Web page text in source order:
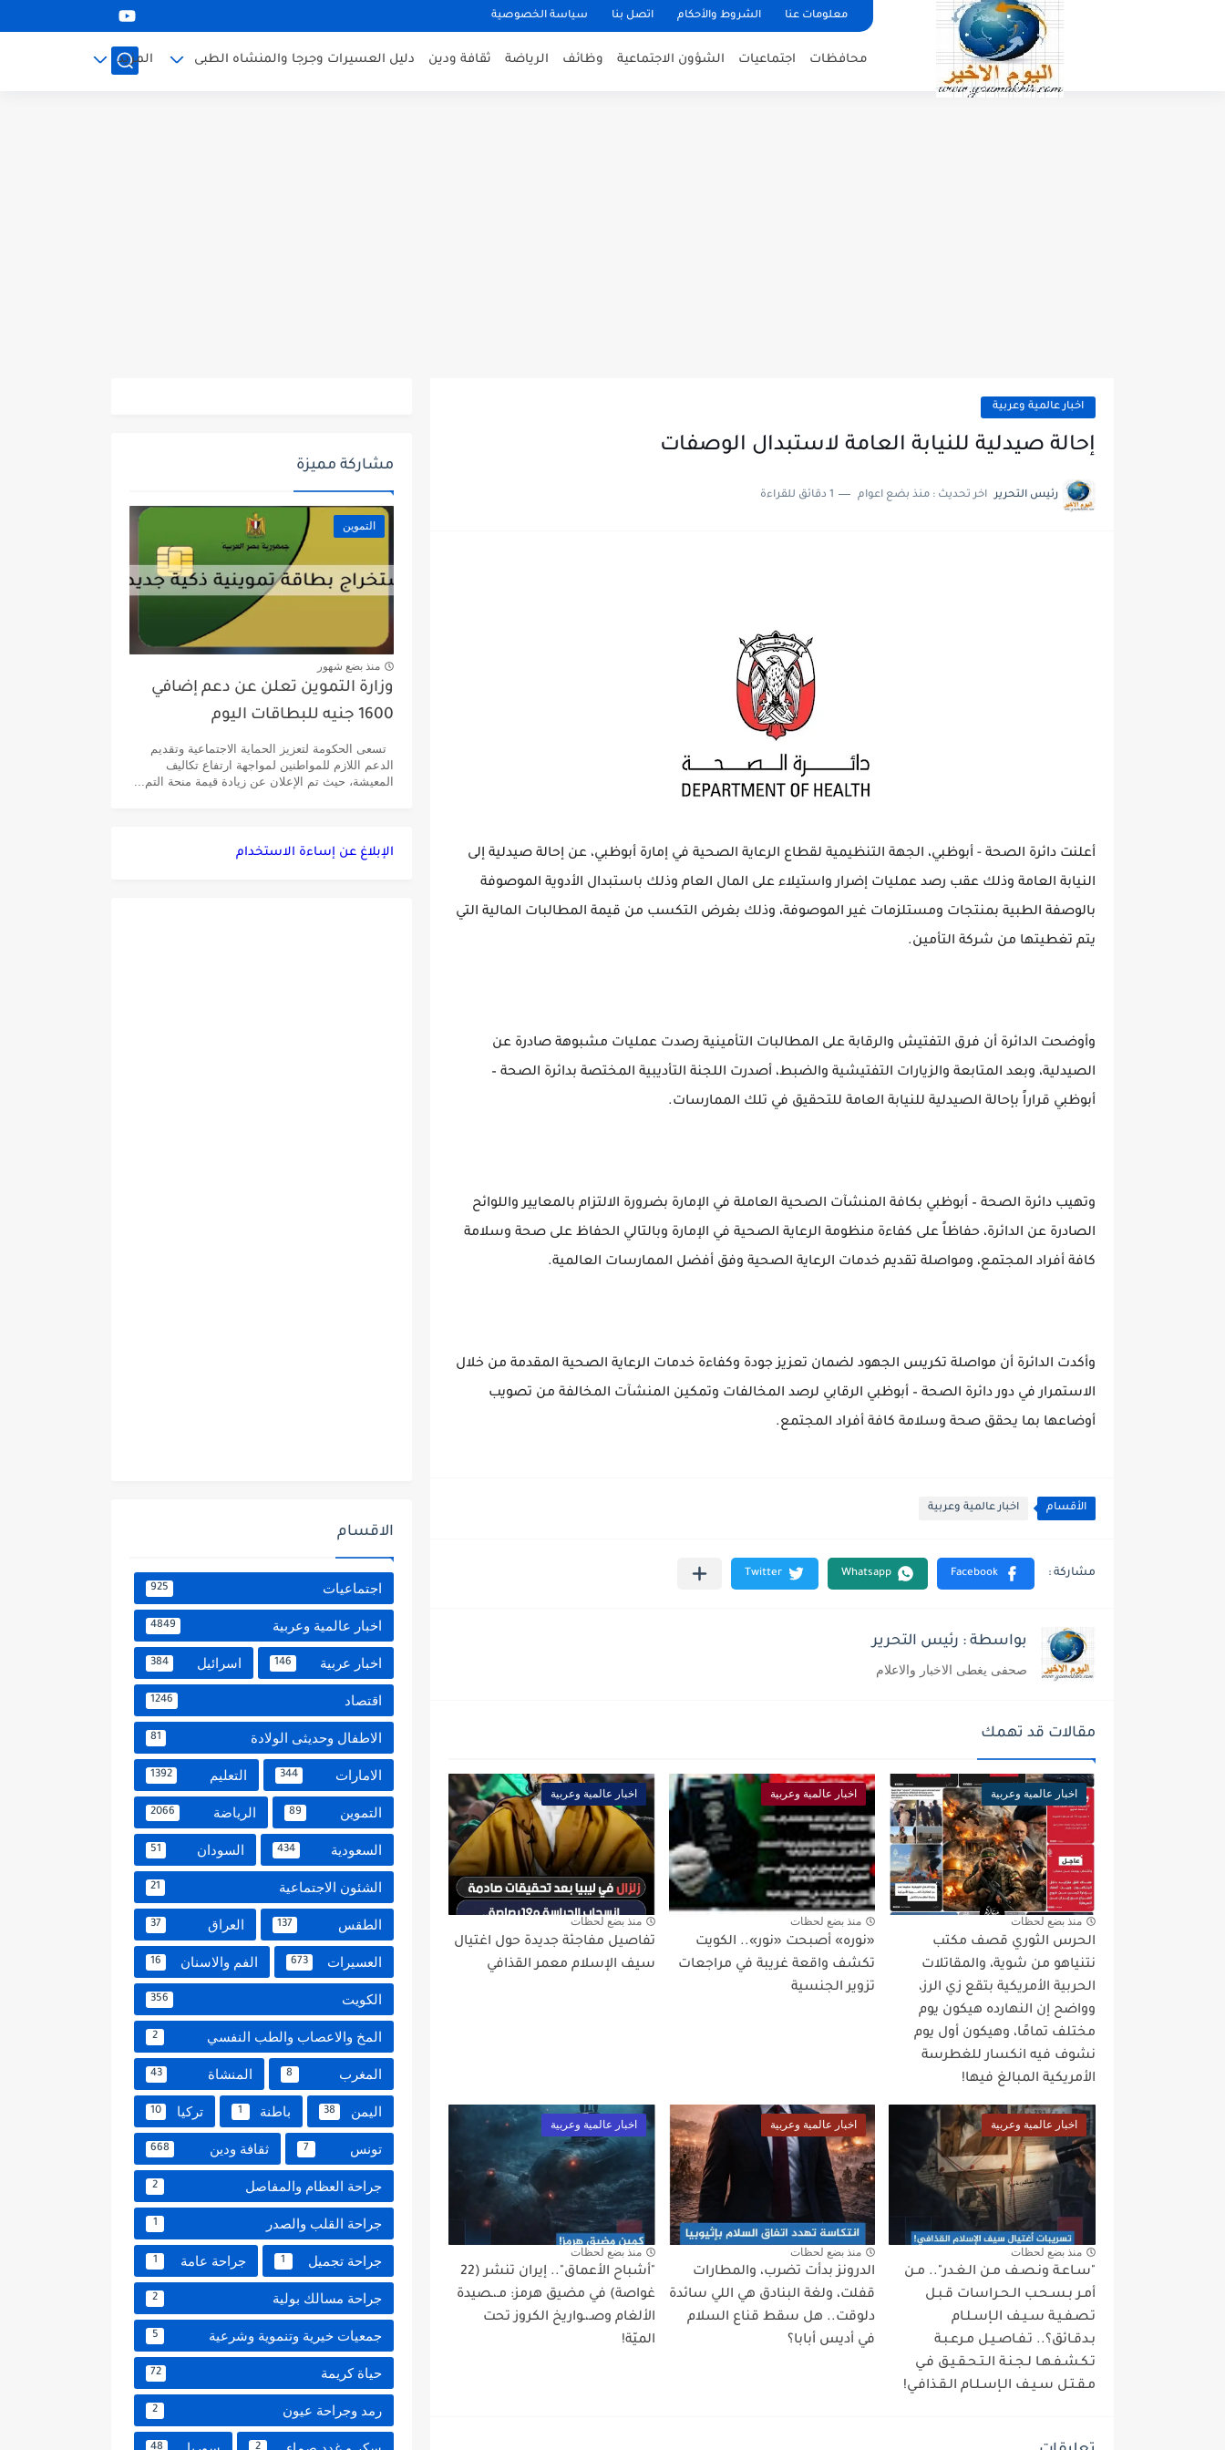
معلومات عنا الشروط والأحكام اتصل بنا سياسة الخصوصية
محافظات اجتماعيات الشؤون الاجتماعية وظائف الرياضة ثقافة ودين دليل العسيرات وجرجا والمنشاه الطبى المزيد
اخبار عالمية وعربية
إحالة صيدلية للنيابة العامة لاستبدال الوصفات
رئيس التحرير اخر تحديث : منذ بضع اعوام 1 دقائق للقراءة
أعلنت دائرة الصحة - أبوظبي، الجهة التنظيمية لقطاع الرعاية الصحية في إمارة أبوظبي، عن إحالة صيدلية إلى
النيابة العامة وذلك عقب رصد عمليات إضرار واستيلاء على المال العام وذلك باستبدال الأدوية الموصوفة
بالوصفة الطبية بمنتجات ومستلزمات غير الموصوفة، وذلك بغرض التكسب من قيمة المطالبات المالية التي
يتم تغطيتها من شركة التأمين.
وأوضحت الدائرة أن فرق التفتيش والرقابة على المطالبات التأمينية رصدت عمليات مشبوهة صادرة عن
الصيدلية، وبعد المتابعة والزيارات التفتيشية والضبط، أصدرت اللجنة التأديبية المختصة بدائرة الصحة –
أبوظبي قراراً بإحالة الصيدلية للنيابة العامة للتحقيق في تلك الممارسات.
وتهيب دائرة الصحة – أبوظبي بكافة المنشآت الصحية العاملة في الإمارة بضرورة الالتزام بالمعايير واللوائح
الصادرة عن الدائرة، حفاظاً على كفاءة منظومة الرعاية الصحية في الإمارة وبالتالي الحفاظ على صحة وسلامة
كافة أفراد المجتمع، ومواصلة تقديم خدمات الرعاية الصحية وفق أفضل الممارسات العالمية.
وأكدت الدائرة أن مواصلة تكريس الجهود لضمان تعزيز جودة وكفاءة خدمات الرعاية الصحية المقدمة من خلال
الاستمرار في دور دائرة الصحة – أبوظبي الرقابي لرصد المخالفات وتمكين المنشآت المخالفة من تصويب
أوضاعها بما يحقق صحة وسلامة كافة أفراد المجتمع.
الأقسام اخبار عالمية وعربية
بواسطة : رئيس التحرير
صحفى يغطى الاخبار والاعلام
مقالات قد تهمك
اخبار عالمية وعربية
منذ بضع لحظات
الحرس الثوري قصف مكتب
نتنياهو من شوية، والمقاتلات
الحربية الأمريكية بتقع زي الرز،
وواضح إن النهارده هيكون يوم
مختلف تمامًا، وهيكون أول يوم
نشوف فيه انكسار للغطرسة
الأمريكية المبالغ فيها!
اخبار عالمية وعربية
منذ بضع لحظات
«نوره» أصبحت «نور».. الكويت
تكشف واقعة غريبة في مراجعات
تزوير الجنسية
اخبار عالمية وعربية
منذ بضع لحظات
تفاصيل مفاجئة جديدة حول اغتيال
سيف الإسلام معمر القذافي
اخبار عالمية وعربية
منذ بضع لحظات
"سـاعـة ونـصـف مـن الـغـدر".. مـن
أمـر بـسـحـب الـحـراسات قـبـل
تـصـفـيـة سـيـف الـإسـلـام
بـدقـائق؟.. تـفـاصـيـل مـرعـبـة
تـكـشـفـهـا لـجـنـة الـتـحـقـيـق فـي
مـقـتـل سـيـف الـإسـلـام الـقـذافـي!
اخبار عالمية وعربية
منذ بضع لحظات
الدرونز بدأت تضرب، والمطارات
قفلت، ولغة البنادق هي اللي سائدة
دلوقت.. هل سقط قناع السلام
في أديس أبابا؟
اخبار عالمية وعربية
منذ بضع لحظات
"أشباح الأعماق".. إيران تنشر (22
غواصة) في مضيق هرمز: مـ،ـصيدة
الألغام وصـ،ـواريخ الكروز تحت
الميّة!
مشاركة مميزة
التموين
منذ بضع شهور
وزارة التموين تعلن عن دعم إضافي
1600 جنيه للبطاقات اليوم
تسعى الحكومة لتعزيز الحماية الاجتماعية وتقديم
الدعم اللازم للمواطنين لمواجهة ارتفاع تكاليف
المعيشة، حيث تم الإعلان عن زيادة قيمة منحة التم...
الإبلاغ عن إساءة الاستخدام
الاقسام
اجتماعيات 925
اخبار عالمية وعربية 4849
اخبار عربية 146 اسرائيل 384
اقتصاد 1246
الاطفال وحديثى الولادة 81
الامارات 344 التعليم 1392
التموين 89 الرياضة 2066
السعودية 434 السودان 51
الشئون الاجتماعية 21
الطقس 137 العراق 37
العسيرات 673 الفم والاسنان 16
الكويت 356
المخ والاعصاب والطب النفسي 2
المغرب 8 المنشاة 43
اليمن 38 باطنة 1 تركيا 10
تونس 7 ثقافة ودين 668
جراحة العظام والمفاصل 2
جراحة القلب والصدر 1
جراحة تجميل 1 جراحة عامة 1
جراحة مسالك بولية 2
جمعيات خيرية وتنموية وشرعية 5
حياة كريمة 72
رمد وجراحة عيون 2
2
48